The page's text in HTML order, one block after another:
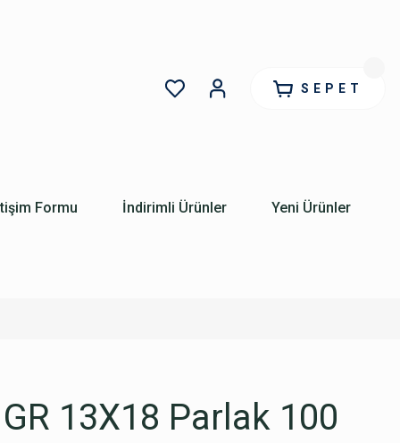
SEPET
Formu İndirimli Ürünler Yeni Ürünler
13X18 Parlak 100